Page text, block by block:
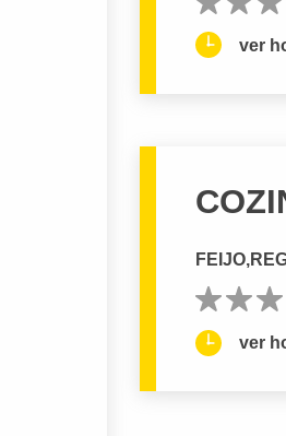
ver
ver